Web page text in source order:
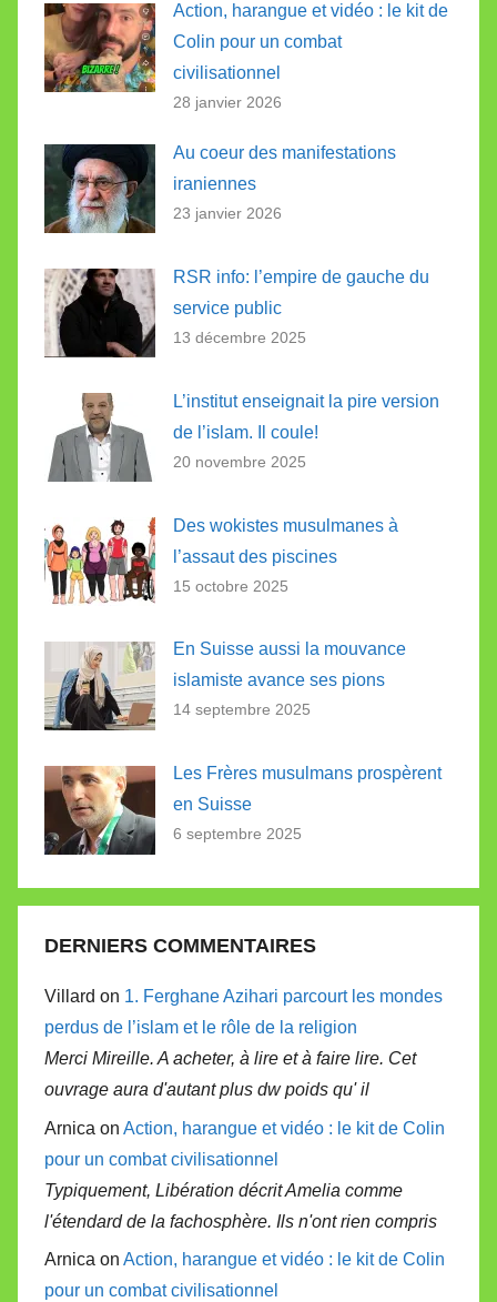
Action, harangue et vidéo : le kit de
Colin pour un combat
civilisationnel
28 janvier 2026
Au coeur des manifestations
iraniennes
23 janvier 2026
RSR info: l’empire de gauche du
service public
13 décembre 2025
L’institut enseignait la pire version
de l’islam. Il coule!
20 novembre 2025
Des wokistes musulmanes à
l’assaut des piscines
15 octobre 2025
En Suisse aussi la mouvance
islamiste avance ses pions
14 septembre 2025
Les Frères musulmans prospèrent
en Suisse
6 septembre 2025
DERNIERS COMMENTAIRES
Villard on 1. Ferghane Azihari parcourt les mondes
perdus de l’islam et le rôle de la religion
Merci Mireille. A acheter, à lire et à faire lire. Cet
ouvrage aura d'autant plus dw poids qu' il
Arnica on Action, harangue et vidéo : le kit de Colin
pour un combat civilisationnel
Typiquement, Libération décrit Amelia comme
l'étendard de la fachosphère. Ils n'ont rien compris
Arnica on Action, harangue et vidéo : le kit de Colin
pour un combat civilisationnel